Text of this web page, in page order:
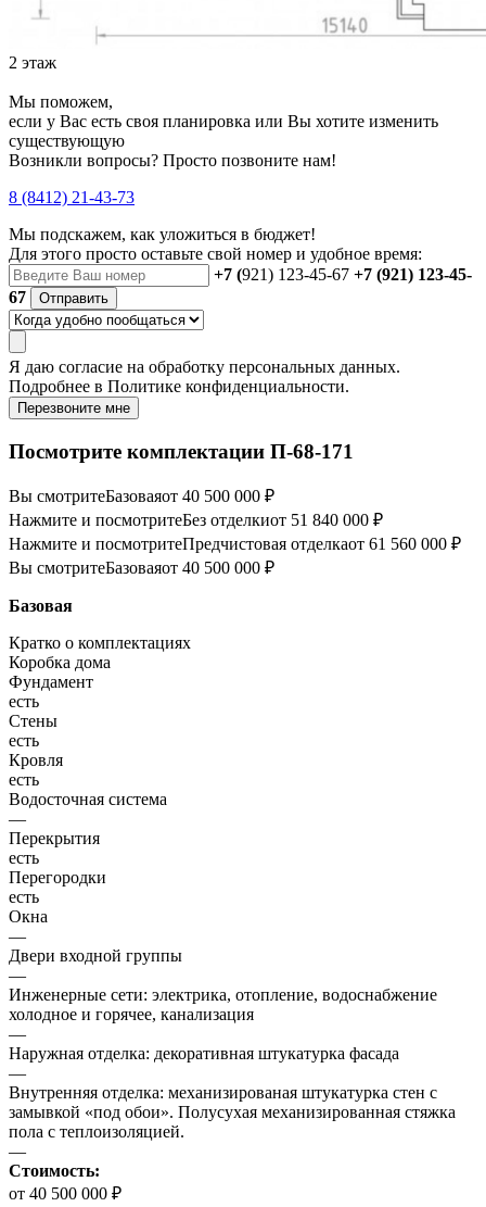
2 этаж
Мы поможем,
если у Вас есть своя планировка или Вы хотите изменить
существующую
Возникли вопросы? Просто позвоните нам!
8 (8412) 21-43-73
Мы подскажем, как уложиться в бюджет!
Для этого просто оставьте свой номер и удобное время:
+7 (921) 123-45-67 +7 (921) 123-45-
67
Отправить
Я даю согласие на обработку персональных данных.
Подробнее в Политике конфиденциальности.
Перезвоните мне
Посмотрите комплектации П-68-171
Вы смотритеБазоваяот 40 500 000 ₽
Нажмите и посмотритеБез отделкиот 51 840 000 ₽
Нажмите и посмотритеПредчистовая отделкаот 61 560 000 ₽
Вы смотритеБазоваяот 40 500 000 ₽
Базовая
Кратко о комплектациях
Коробка дома
Фундамент
есть
Стены
есть
Кровля
есть
Водосточная система
—
Перекрытия
есть
Перегородки
есть
Окна
—
Двери входной группы
—
Инженерные сети: электрика, отопление, водоснабжение
холодное и горячее, канализация
—
Наружная отделка: декоративная штукатурка фасада
—
Внутренняя отделка: механизированая штукатурка стен с
замывкой «под обои». Полусухая механизированная стяжка
пола с теплоизоляцией.
—
Стоимость:
от 40 500 000 ₽